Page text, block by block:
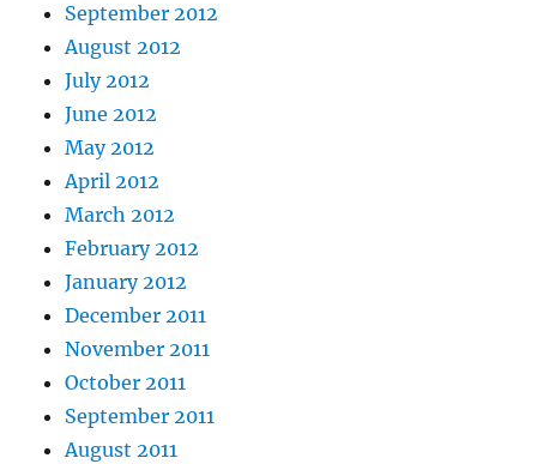
September 2012
August 2012
July 2012
June 2012
May 2012
April 2012
March 2012
February 2012
January 2012
December 2011
November 2011
October 2011
September 2011
August 2011